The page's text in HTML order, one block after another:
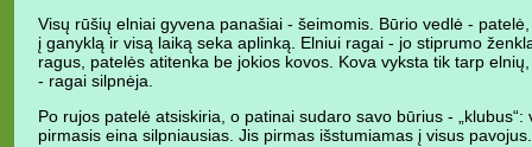
Visų rūšių elniai gyvena panašiai - šeimomis. Būrio vedlė -
į ganyklą ir visą laiką seka aplinką. Elniui ragai - jo stiprumo
ragus, patelės atitenka be jokios kovos. Kova vyksta tik tarp
- ragai silpnėja.
Po rujos patelė atsiskiria, o patinai sudaro savo būrius -
pirmasis eina silpniausias. Jis pirmas išstumiamas į visus pavojus.